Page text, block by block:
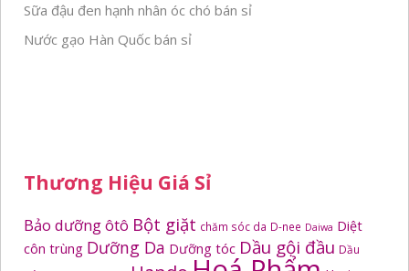
Sữa đậu đen hạnh nhân óc chó bán sỉ
Nước gạo Hàn Quốc bán sỉ
Thương Hiệu Giá Sỉ
Bảo dưỡng ôtô Bột giặt chăm sóc da D-nee Daiwa Diệt
côn trùng Dưỡng Da Dưỡng tóc Dầu gội đầu Dầu